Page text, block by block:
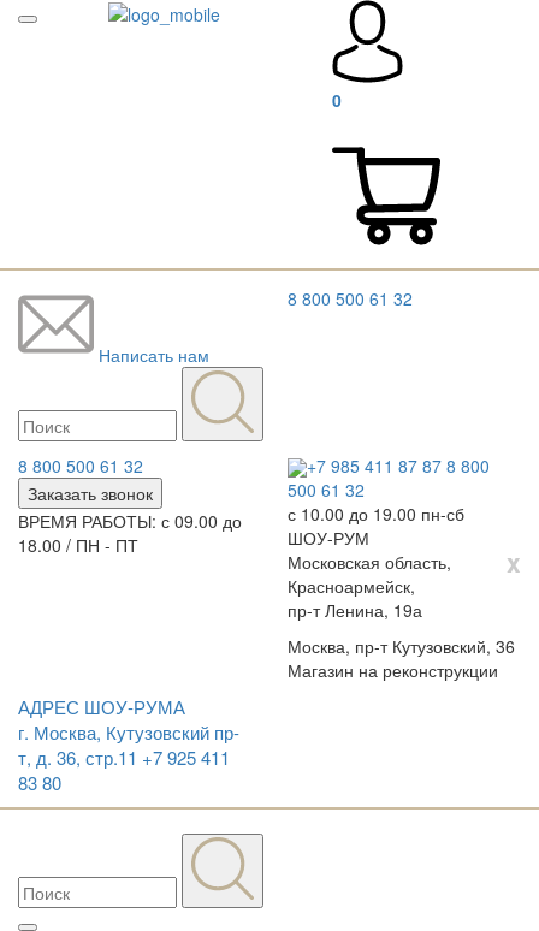
0
Написать нам
8 800 500 61 32
8 800 500 61 32
Заказать звонок
ВРЕМЯ РАБОТЫ: с 09.00 до
18.00 / ПН - ПТ
+7 985 411 87 87 8 800
500 61 32
с 10.00 до 19.00 пн-сб
ШОУ-РУМ
x
Московская область,
Красноармейск,
пр-т Ленина, 19а
Москва, пр-т Кутузовский, 36
Магазин на реконструкции
АДРЕС ШОУ-РУМА
г. Москва, Кутузовский пр-
т, д. 36, стр.11 +7 925 411
83 80